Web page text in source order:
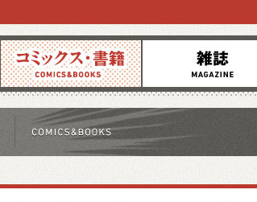
コミックス 雑誌